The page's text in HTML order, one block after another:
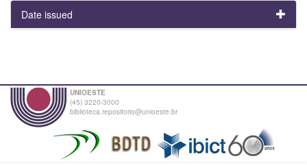
Date issued
UNIOESTE
(45) 3220-3000
biblioteca.repositorio@unioeste.br